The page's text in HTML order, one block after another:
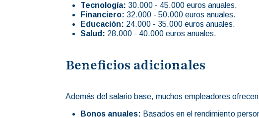
Tecnología: 30.000 - 45.000 euros anuales.
Financiero: 32.000 - 50.000 euros anuales.
Educación: 24.000 - 35.000 euros anuales.
Salud: 28.000 - 40.000 euros anuales.
Beneficios adicionales
Además del salario base, muchos empleadores
Bonos anuales: Basados en el rendimiento